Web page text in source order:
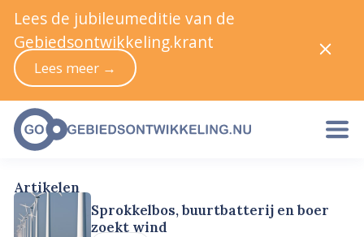
Artikelen
Sprokkelbos, buurtbatterij en boer
zoekt wind
Lees de jubileumeditie van de
Gebiedsontwikkeling.krant
Lees meer →